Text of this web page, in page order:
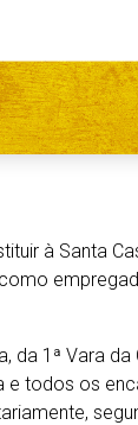
à Santa
da 1ª Vara
todos os